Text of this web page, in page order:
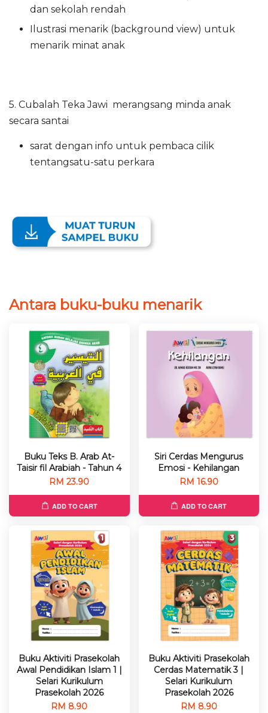
dan sekolah rendah
Ilustrasi menarik (background view) untuk
menarik minat anak
5. Cubalah Teka Jawi merangsang minda anak
secara santai
sarat dengan info untuk pembaca cilik
tentangsatu-satu perkara
Antara buku-buku menarik
Buku Teks B. Arab At-
Taisir fil Arabiah - Tahun 4
RM 23.90
ADD TO CART
Siri Cerdas Mengurus
Emosi - Kehilangan
RM 16.90
ADD TO CART
Buku Aktiviti Prasekolah
Awal Pendidikan Islam 1 |
Selari Kurikulum
Prasekolah 2026
RM 8.90
Buku Aktiviti Prasekolah
Cerdas Matematik 3 |
Selari Kurikulum
Prasekolah 2026
RM 8.90